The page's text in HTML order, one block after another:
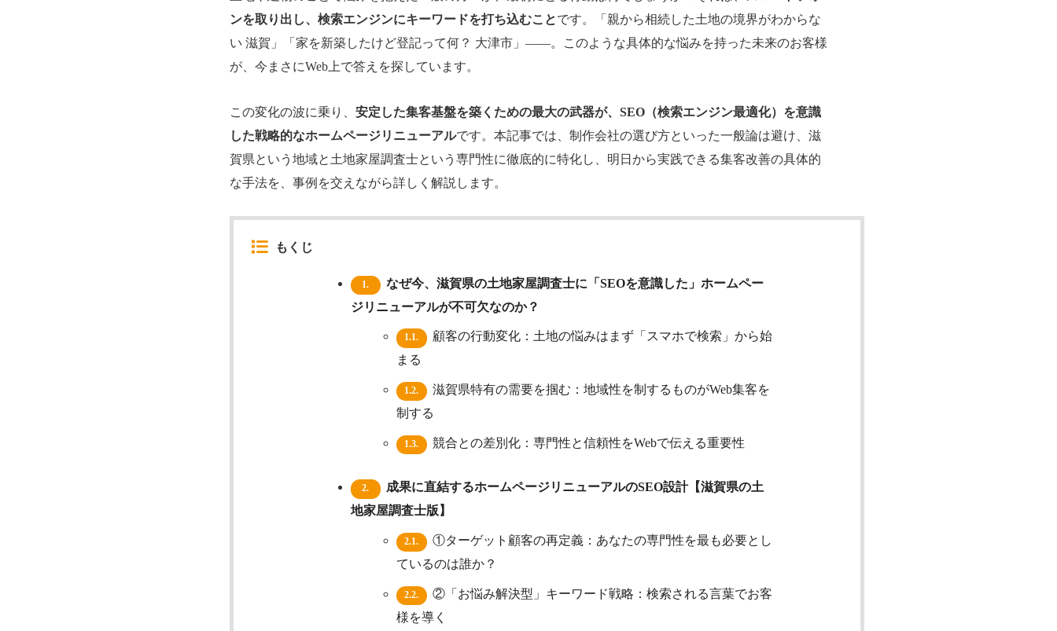
ンを取り出し、検索エンジンにキーワードを打ち込むことです。「親から相続した土地の境界がわからな
い 滋賀」「家を新築したけど登記って何？ 大津市」――。このような具体的な悩みを持った未来のお客様
が、今まさにWeb上で答えを探しています。
この変化の波に乗り、 安定した集客基盤を築くための最大の武器が、SEO（検索エンジン最適化）を意識
した戦略的なホームページリニューアルです。本記事では、制作会社の選び方といった一般論は避け、滋
賀県という地域と土地家屋調査士という専門性に徹底的に特化し、明日から実践できる集客改善の具体的
な手法を、事例を交えながら詳しく解説します。
もくじ
1.
なぜ今、滋賀県の土地家屋調査士に「SEOを意識した」ホームペー
ジリニューアルが不可欠なのか？
1.1.
顧客の行動変化：土地の悩みはまず「スマホで検索」から始
まる
1.2.
滋賀県特有の需要を掴む：地域性を制するものがWeb集客を
制する
1.3. 競合との差別化：専門性と信頼性をWebで伝える重要性
2.
成果に直結するホームページリニューアルのSEO設計【滋賀県の土
地家屋調査士版】
2.1.
①ターゲット顧客の再定義：あなたの専門性を最も必要とし
ているのは誰か？
2.2.
②「お悩み解決型」キーワード戦略：検索される言葉でお客
様を導く